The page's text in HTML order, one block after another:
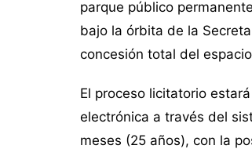
parque público
bajo la órbita de la
concesión total del
El proceso licitatorio
electrónica a través del
meses (25 años), con la